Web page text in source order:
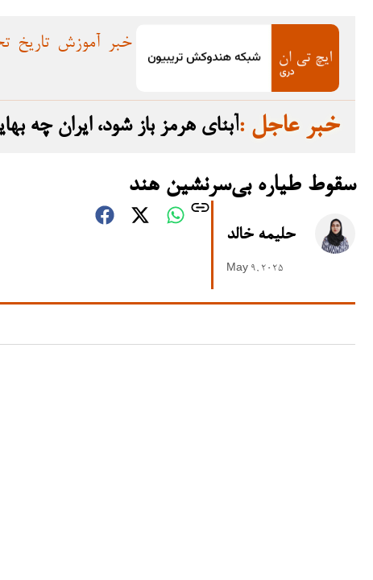
تاریخ آموزش خبر
آبنای هرمز باز شود، ایران چه : خبر عاجل
سقوط طیاره بی‌سرنشین هند
حلیمه خالد
May 9, 2025